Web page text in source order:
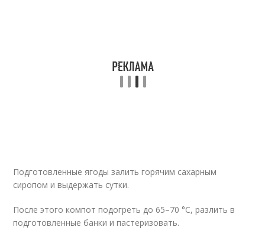
Подготовленные ягоды залить горячим сахарным
сиропом и выдержать сутки.
После этого компот подогреть до 65–70 °C, разлить в
подготовленные банки и пастеризовать.